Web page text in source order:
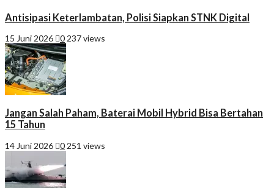
Antisipasi Keterlambatan, Polisi Siapkan STNK Digital
15 Juni 2026 0 237 views
Jangan Salah Paham, Baterai Mobil Hybrid Bisa Bertahan
15 Tahun
14 Juni 2026 0 251 views